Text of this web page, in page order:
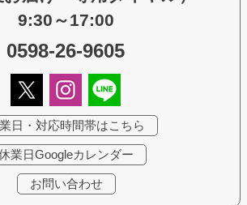
9:30～17:00
0598-26-9605
日・対応時間帯はこちら
業日Googleカレンダー
お問い合わせ